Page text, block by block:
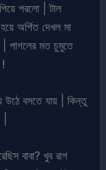
পরলো | টাল
অর্পিত দেখল মা
| পাগলের মত চুমুতে
উঠে বসতে যায় | কিন্তু
বাবা? খুব রাগ